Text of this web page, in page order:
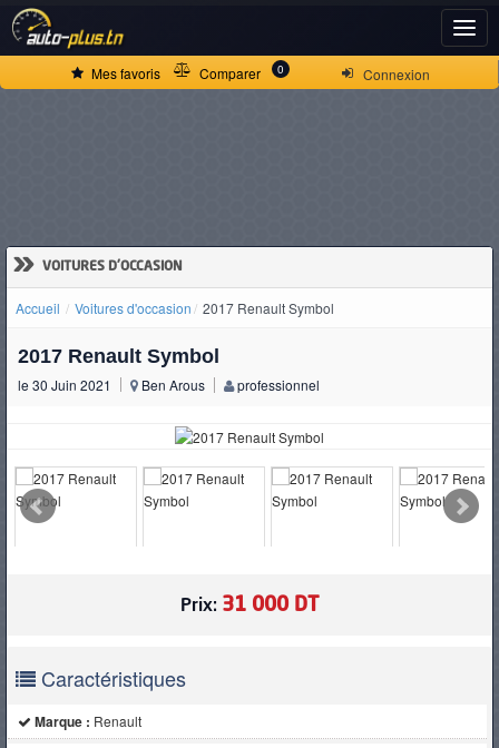
Connexion
Mes favoris Comparer 0
» VOITURES D'OCCASION
Accueil Voitures d'occasion 2017 Renault Symbol
2017 Renault Symbol
le 30 Juin 2021 Ben Arous professionnel
Prix: 31 000 DT
Caractéristiques
Marque : Renault
ACCUEIL
D'OCCASION